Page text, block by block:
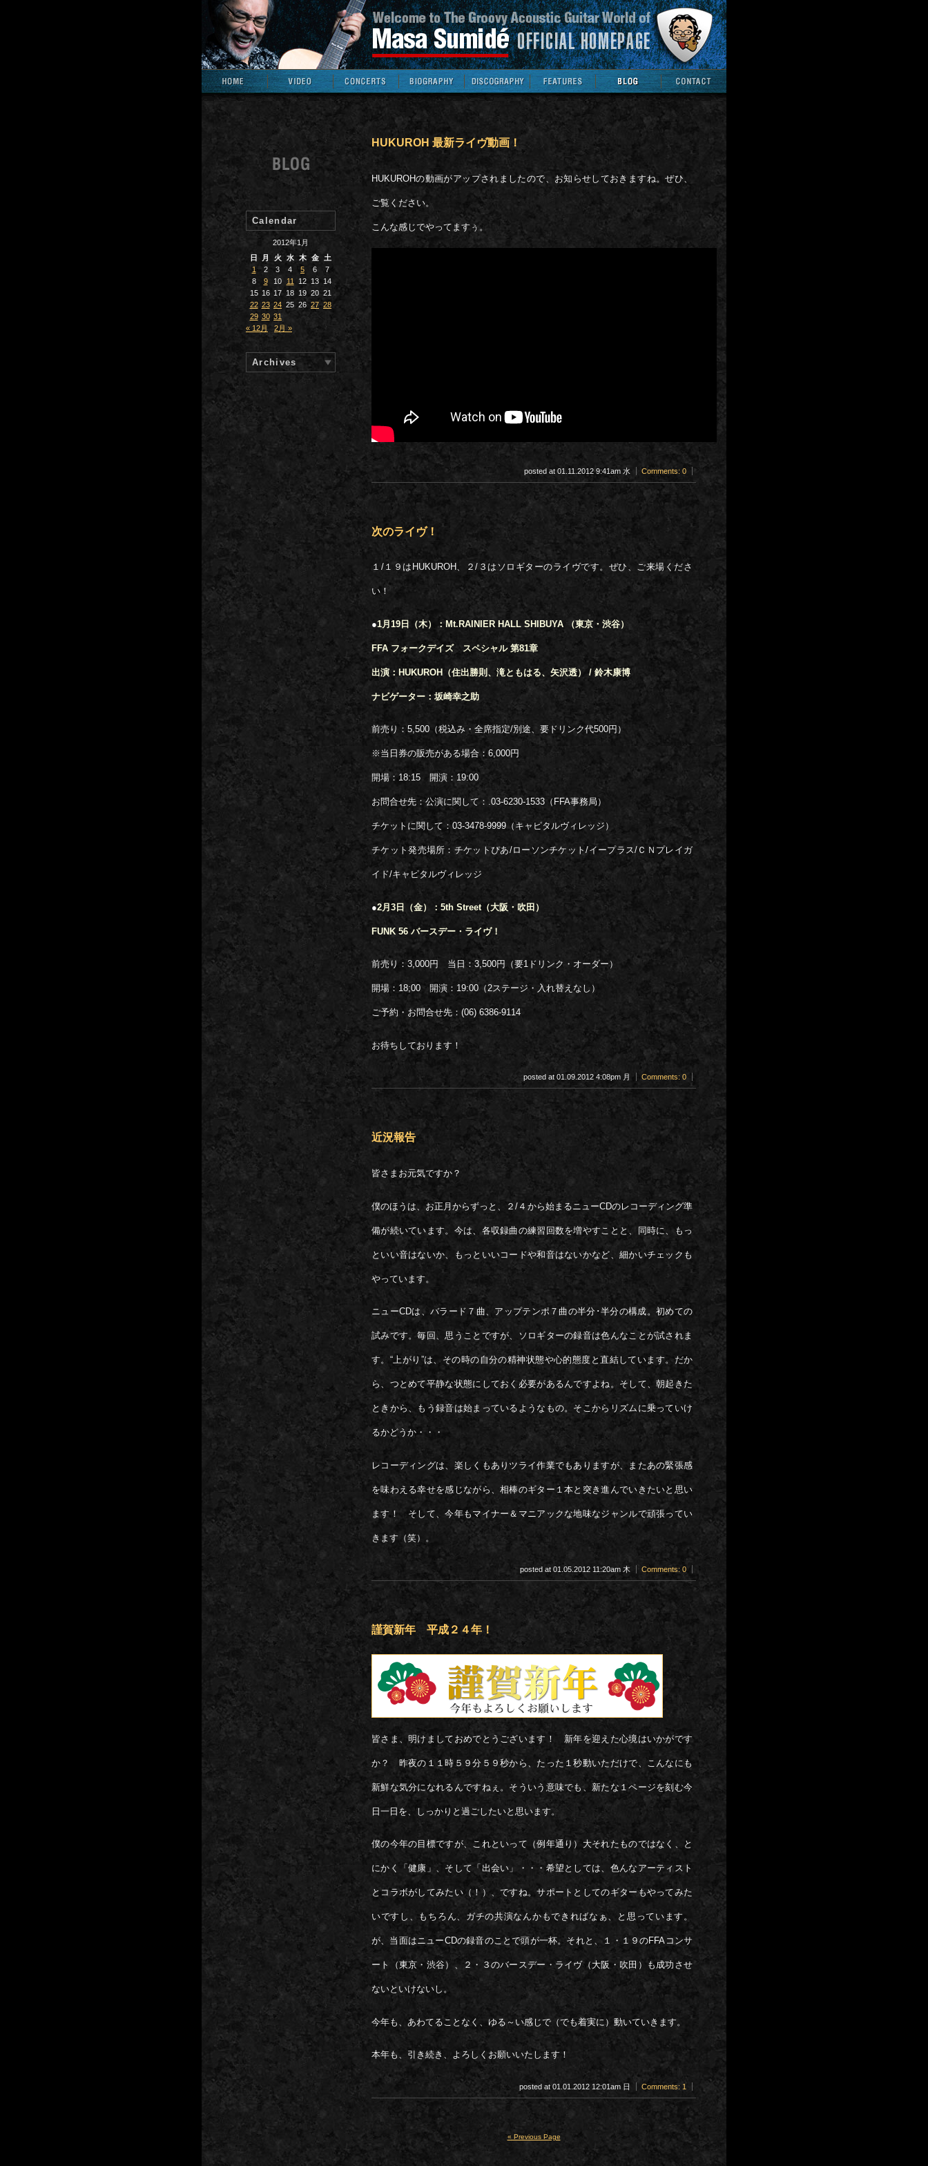
HUKUROH 最新ライヴ動画！
HUKUROHの動画がアップされましたので、お知らせしておきますね。ぜひ、
ご覧ください。
こんな感じでやってますぅ。
posted at 01.11.2012 9:41am 水 Comments: 0
次のライヴ！
１/１９はHUKUROH、２/３はソロギターのライヴです。ぜひ、ご来場くださ
い！
●1月19日（木）：Mt.RAINIER HALL SHIBUYA （東京・渋谷）
FFA フォークデイズ スペシャル 第81章
出演：HUKUROH（住出勝則、滝ともはる、矢沢透） / 鈴木康博
ナビゲーター：坂崎幸之助
前売り：5,500（税込み・全席指定/別途、要ドリンク代500円）
※当日券の販売がある場合：6,000円
開場：18:15 開演：19:00
お問合せ先：公演に関して：.03-6230-1533（FFA事務局）
チケットに関して：03-3478-9999（キャピタルヴィレッジ）
チケット発売場所：チケットぴあ/ローソンチケット/イープラス/ＣＮプレイガ
イド/キャピタルヴィレッジ
●2月3日（金）：5th Street（大阪・吹田）
FUNK 56 バースデー・ライヴ！
前売り：3,000円 当日：3,500円（要1ドリンク・オーダー）
開場：18;00 開演：19:00（2ステージ・入れ替えなし）
ご予約・お問合せ先：(06) 6386-9114
お待ちしております！
posted at 01.09.2012 4:08pm 月 Comments: 0
近況報告
皆さまお元気ですか？
僕のほうは、お正月からずっと、２/４から始まるニューCDのレコーディング準
備が続いています。今は、各収録曲の練習回数を増やすことと、同時に、もっ
といい音はないか、もっといいコードや和音はないかなど、細かいチェックも
やっています。
ニューCDは、バラード７曲、アップテンポ７曲の半分･半分の構成。初めての
試みです。毎回、思うことですが、ソロギターの録音は色んなことが試されま
す。“上がり”は、その時の自分の精神状態や心的態度と直結しています。だか
ら、つとめて平静な状態にしておく必要があるんですよね。そして、朝起きた
ときから、もう録音は始まっているようなもの。そこからリズムに乗っていけ
るかどうか・・・
レコーディングは、楽しくもありツライ作業でもありますが、またあの緊張感
を味わえる幸せを感じながら、相棒のギター１本と突き進んでいきたいと思い
ます！ そして、今年もマイナー＆マニアックな地味なジャンルで頑張ってい
きます（笑）。
posted at 01.05.2012 11:20am 木 Comments: 0
謹賀新年 平成２４年！
皆さま、明けましておめでとうございます！ 新年を迎えた心境はいかがです
か？ 昨夜の１１時５９分５９秒から、たった１秒動いただけで、こんなにも
新鮮な気分になれるんですねぇ。そういう意味でも、新たな１ページを刻む今
日一日を、しっかりと過ごしたいと思います。
僕の今年の目標ですが、これといって（例年通り）大それたものではなく、と
にかく「健康」、そして「出会い」・・・希望としては、色んなアーティスト
とコラボがしてみたい（！）、ですね。サポートとしてのギターもやってみた
いですし、もちろん、ガチの共演なんかもできればなぁ、と思っています。
が、当面はニューCDの録音のことで頭が一杯。それと、１・１９のFFAコンサ
ート（東京・渋谷）、２・３のバースデー・ライヴ（大阪・吹田）も成功させ
ないといけないし。
今年も、あわてることなく、ゆる～い感じで（でも着実に）動いていきます。
本年も、引き続き、よろしくお願いいたします！
posted at 01.01.2012 12:01am 日 Comments: 1
« Previous Page
Calendar
2012年1月
日
月 火 水 木 金
土
1
2 3 4 5 6
7
8
9 10 11 12 13 14
15 16 17 18 19 20 21
22 23 24 25 26 27 28
29 30 31
« 12月
2月 »
Archives